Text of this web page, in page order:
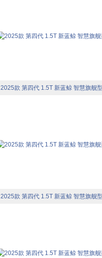
2025款 第四代 1.5T 新蓝鲸 智慧旗舰
2025款 第四代 1.5T 新蓝鲸 智慧旗舰